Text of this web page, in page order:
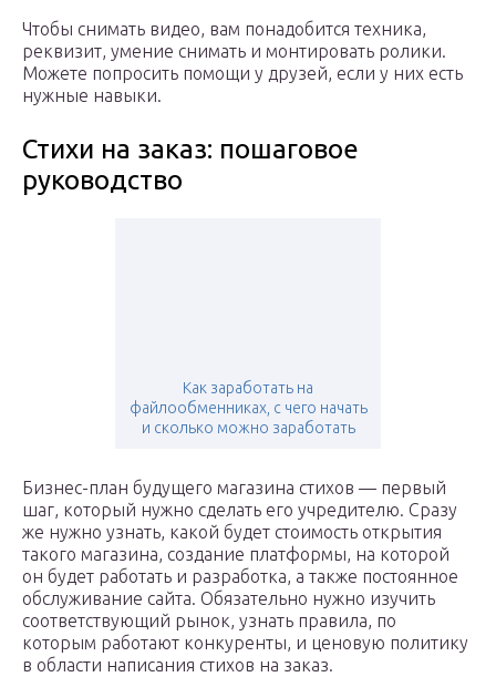
Чтобы снимать видео, вам понадобится техника,
реквизит, умение снимать и монтировать ролики.
Можете попросить помощи у друзей, если у них есть
нужные навыки.
Стихи на заказ: пошаговое
руководство
Как заработать на
файлообменниках, с чего начать
и сколько можно заработать
Бизнес-план будущего магазина стихов — первый
шаг, который нужно сделать его учредителю. Сразу
же нужно узнать, какой будет стоимость открытия
такого магазина, создание платформы, на которой
он будет работать и разработка, а также постоянное
обслуживание сайта. Обязательно нужно изучить
соответствующий рынок, узнать правила, по
которым работают конкуренты, и ценовую политику
в области написания стихов на заказ.